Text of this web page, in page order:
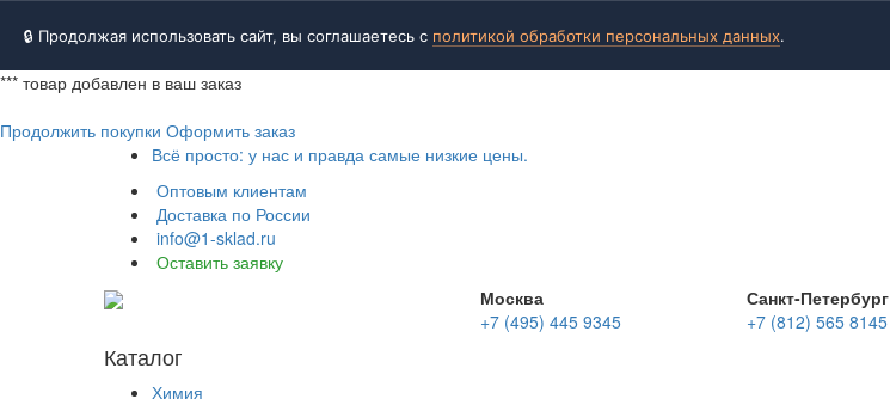
🔒 Продолжая использовать сайт, вы соглашаетесь с политикой обработки персональных данных.
*** товар добавлен в ваш заказ
Продолжить покупки Оформить заказ
Всё просто: у нас и правда самые низкие цены.
Оптовым клиентам
Доставка по России
info@1-sklad.ru
Оставить заявку
Москва
+7 (495) 445 9345
Санкт-Петербург
+7 (812) 565 8145
Каталог
Химия